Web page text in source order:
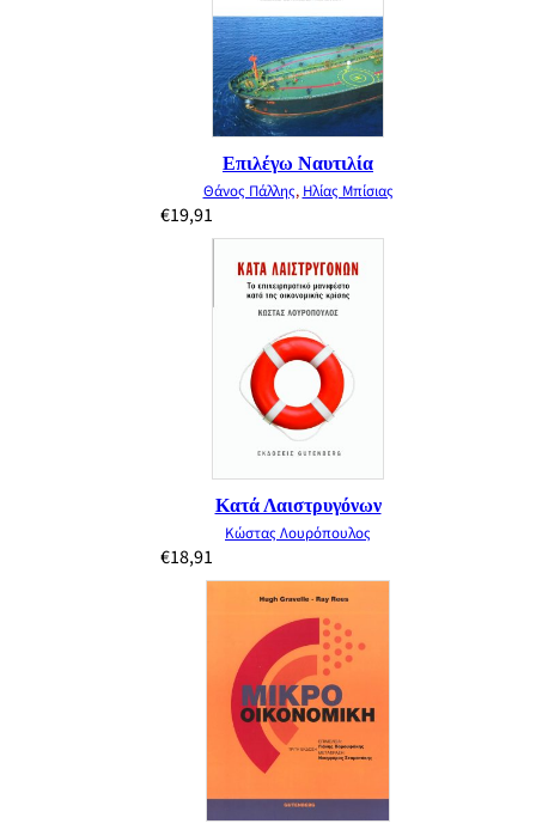
Επιλέγω Ναυτιλία
Θάνος Πάλλης, Ηλίας Μπίσιας
€19,91
Κατά Λαιστρυγόνων
Κώστας Λουρόπουλος
€18,91